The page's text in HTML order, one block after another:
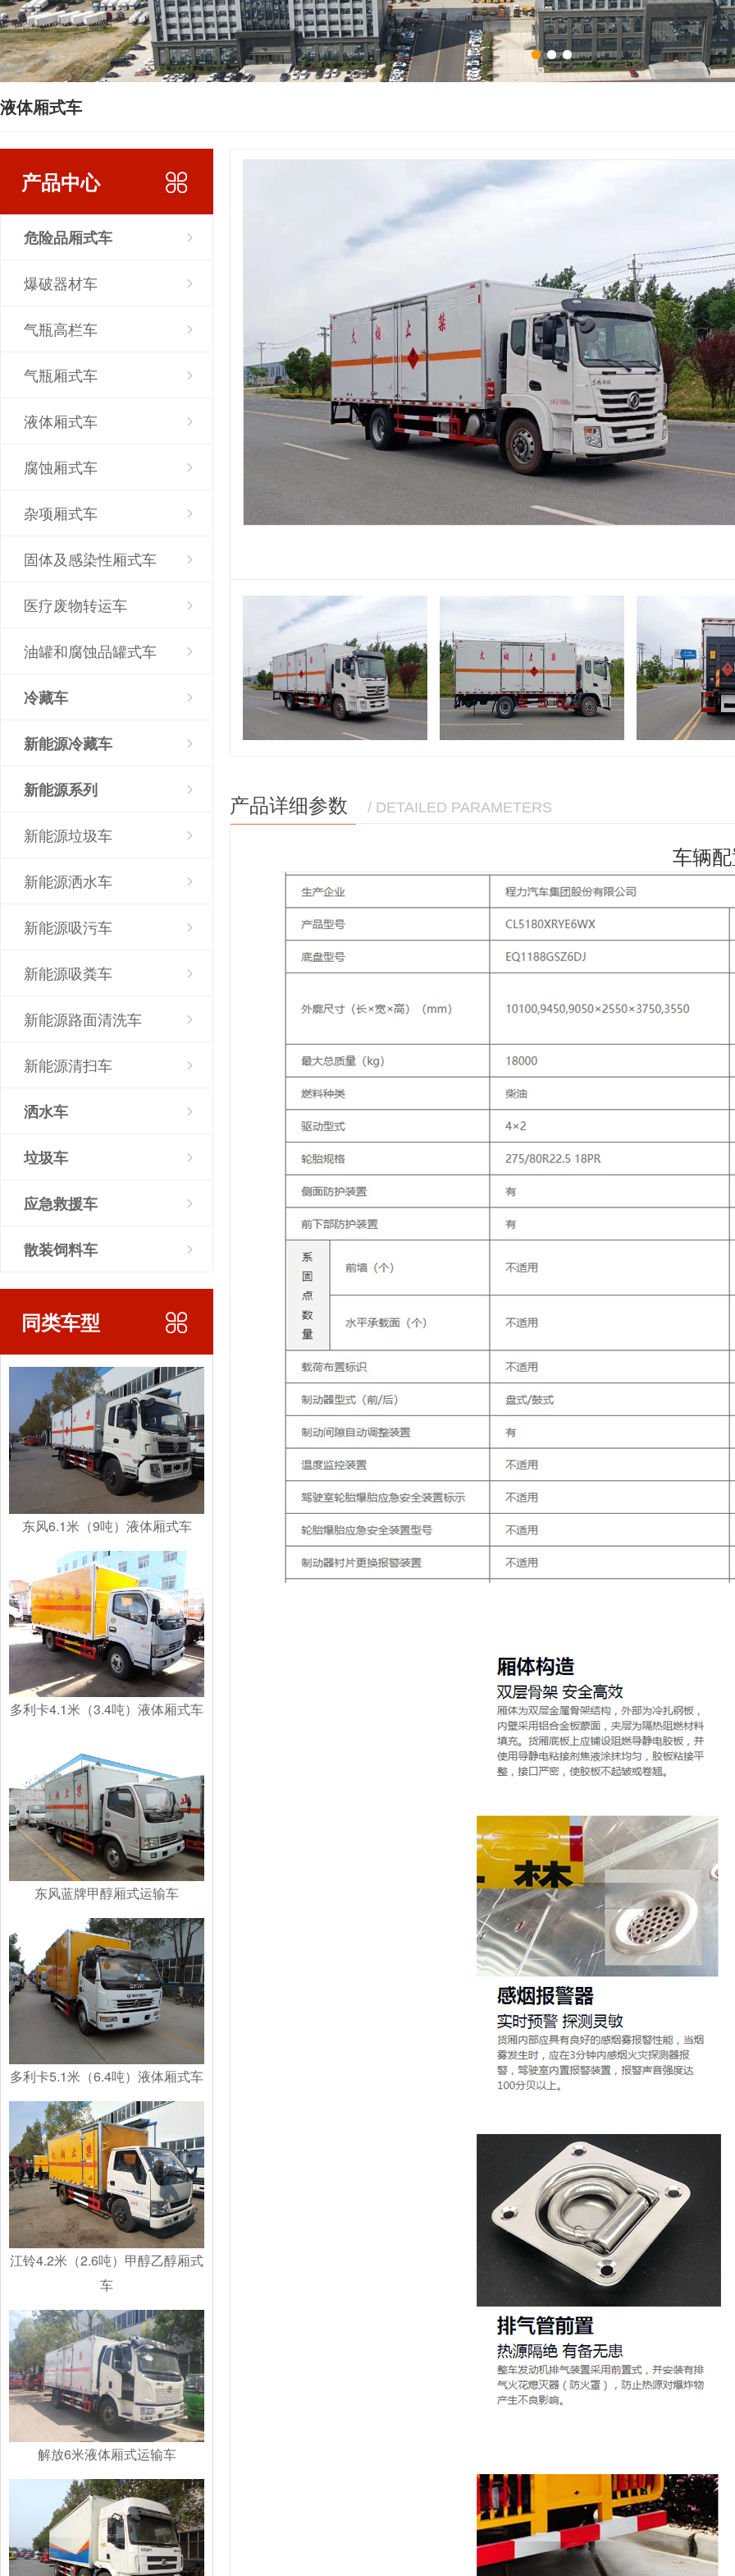
液体厢式车
产品中心
危险品厢式车
爆破器材车
气瓶高栏车
气瓶厢式车
液体厢式车
腐蚀厢式车
杂项厢式车
固体及感染性厢式车
医疗废物转运车
油罐和腐蚀品罐式车
冷藏车
新能源冷藏车
新能源系列
新能源垃圾车
新能源洒水车
新能源吸污车
新能源吸粪车
新能源路面清洗车
新能源清扫车
洒水车
垃圾车
应急救援车
散装饲料车
同类车型
东风6.1米（9吨）液体厢式车
多利卡4.1米（3.4吨）液体厢式车
东风蓝牌甲醇厢式运输车
多利卡5.1米（6.4吨）液体厢式车
江铃4.2米（2.6吨）甲醇乙醇厢式
车
解放6米液体厢式运输车
产品详细参数 / DETAILED PARAMETERS
车辆